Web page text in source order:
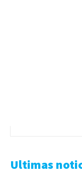
Ultimas